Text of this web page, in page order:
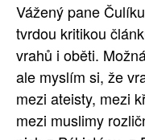
PŘÍSPĚVKY NA
SOCIÁLNÍ SÍTĚ
Vážený pane
tvrdou kritikou
vrahů i oběti.
ale myslím si, že
mezi ateisty, mezi
mezi muslimy